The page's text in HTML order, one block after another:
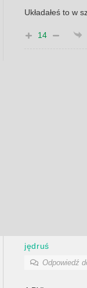
Układałeś to w
14
jędruś
Odpowiedź